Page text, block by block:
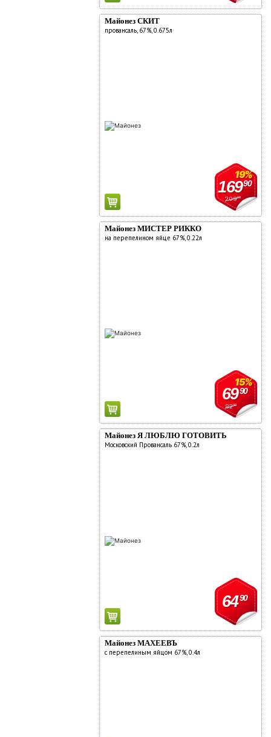
Майонез СКИТ
провансаль, 67%, 0.675л
20990
19%
16990
Майонез МИСТЕР РИККО
на перепелином яйце 67%, 0.22л
8290
15%
6990
Майонез Я ЛЮБЛЮ ГОТОВИТЬ
Московский Провансаль 67%, 0.2л
6490
Майонез МАХЕЕВЪ
с перепелиным яйцом 67%, 0.4л